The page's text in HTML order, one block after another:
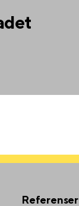
Referenser